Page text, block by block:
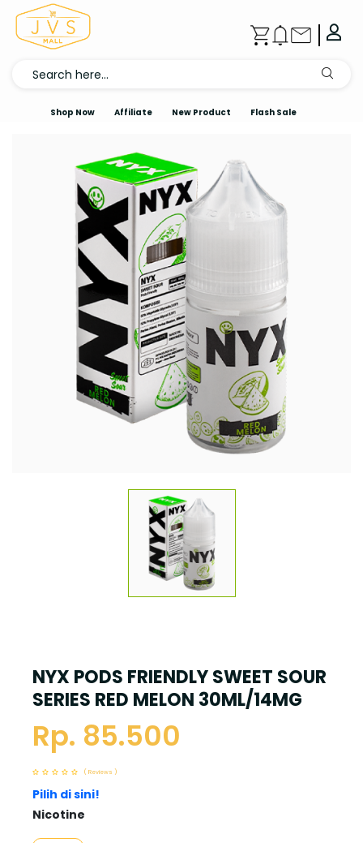
Shop Now Affiliate New Product Flash Sale
NYX PODS FRIENDLY SWEET SOUR
SERIES RED MELON 30ML/14MG
Rp. 85.500
( Reviews )
Pilih di sini!
Nicotine